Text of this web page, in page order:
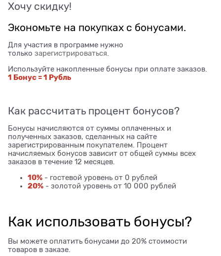
Хочу скидку!
Экономьте на покупках с бонусами.
Для участия в программе нужно
только зарегистрироваться
Используйте накопленные бонусы при оплате заказов.
1 Бонус = 1 Рубль
Как рассчитать процент бонусов?
Бонусы начисляются от суммы оплаченных и
полученных заказов, сделанных на сайте
зарегистрированным покупателем. Процент
начисляемых бонусов зависит от общей суммы всех
заказов в течение 12 месяцев.
10% - гостевой уровень от 0 рублей
20% - золотой уровень от 10 000 рублей
Как использовать бонусы?
Вы можете оплатить бонусами до 20% стоимости
товаров в заказе.